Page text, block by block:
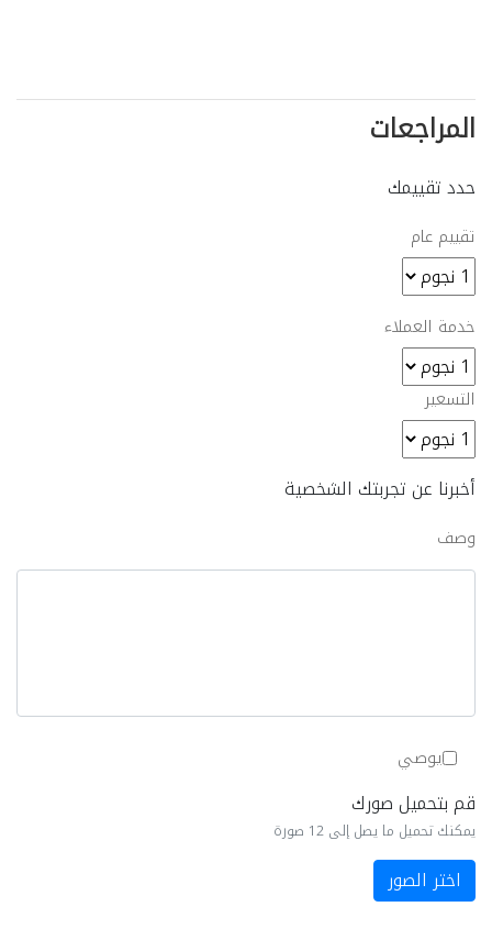
المراجعات
حدد تقييمك
تقييم عام
خدمة العملاء
التسعير
أخبرنا عن تجربتك الشخصية
وصف
يوصي
قم بتحميل صورك
يمكنك تحميل ما يصل إلى 12 صورة
اختر الصور